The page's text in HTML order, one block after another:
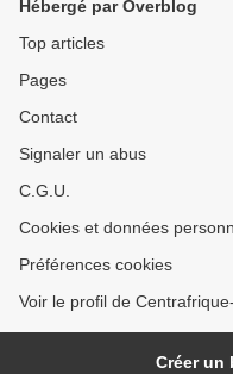
Hébergé par Overblog
Top articles
Pages
Contact
Signaler un abus
C.G.U.
Cookies et données
Préférences cookies
Voir le profil de
Créer un